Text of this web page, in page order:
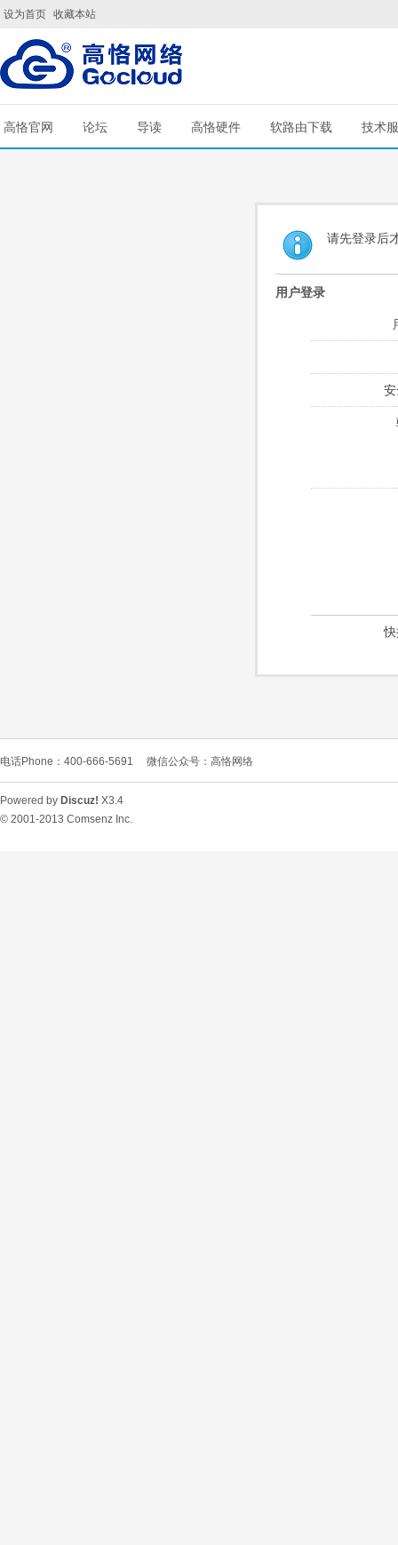
设为首页 收藏本站
高恪官网 论坛 导读 高恪硬件 软路由下载 技术
请先登录后
用户登录
电话Phone：400-666-5691 微信公众号：高恪网络
Powered by Discuz! X3.4
© 2001-2013 Comsenz Inc.